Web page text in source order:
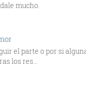
mucho.
el parte o por si
los res...